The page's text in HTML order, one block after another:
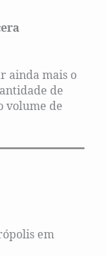
ainda mais o
de
volume de
em